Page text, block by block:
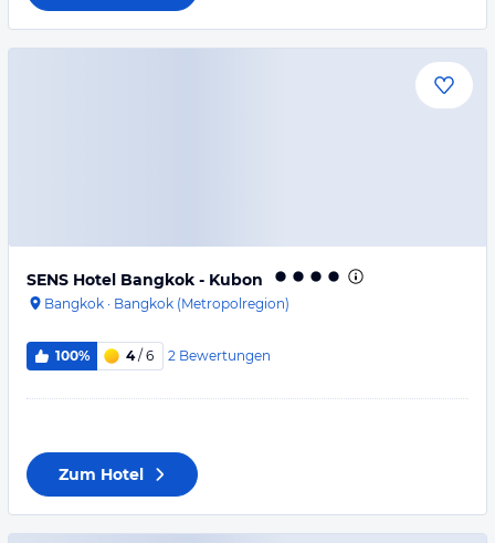
SENS Hotel Bangkok - Kubon
Bangkok · Bangkok (Metropolregion)
100% 4/ 6 2 Bewertungen
Zum Hotel